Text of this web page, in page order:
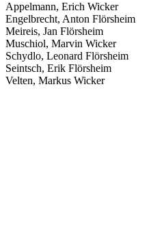
Appelmann, Erich Wicker
Engelbrecht, Anton Flörsheim
Meireis, Jan Flörsheim
Muschiol, Marvin
Schydlo, Leonard Flörsheim
Seintsch, Erik Flörsheim
Velten, Markus Wicker